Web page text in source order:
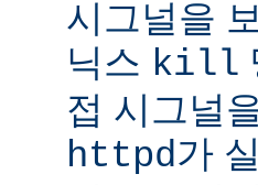
시그널을
닉스 kill
접 시그널
httpd가